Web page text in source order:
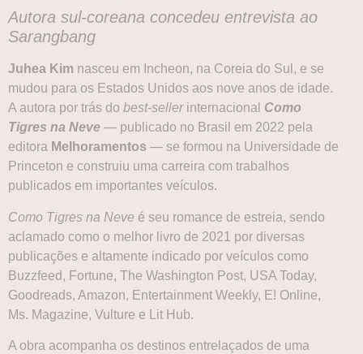
Autora sul-coreana concedeu entrevista ao
Sarangbang
Juhea Kim nasceu em Incheon, na Coreia do Sul, e se
mudou para os Estados Unidos aos nove anos de idade.
A autora por trás do best-sellerinternacional Como
Tigres na Neve — publicado no Brasil em 2022 pela
editora Melhoramentos — se formou na Universidade de
Princeton e construiu uma carreira com trabalhos
publicados em importantes veículos.
Como Tigres na Neve é seu romance de estreia, sendo
aclamado como o melhor livro de 2021 por diversas
publicações e altamente indicado por veículos como
Buzzfeed, Fortune, The Washington Post, USA Today,
Goodreads, Amazon, Entertainment Weekly, E! Online,
Ms. Magazine, Vulture e Lit Hub.
A obra acompanha os destinos entrelaçados de uma